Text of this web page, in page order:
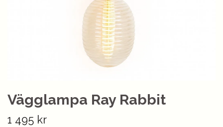
Vägglampa Ray Rabbit
1 495 kr